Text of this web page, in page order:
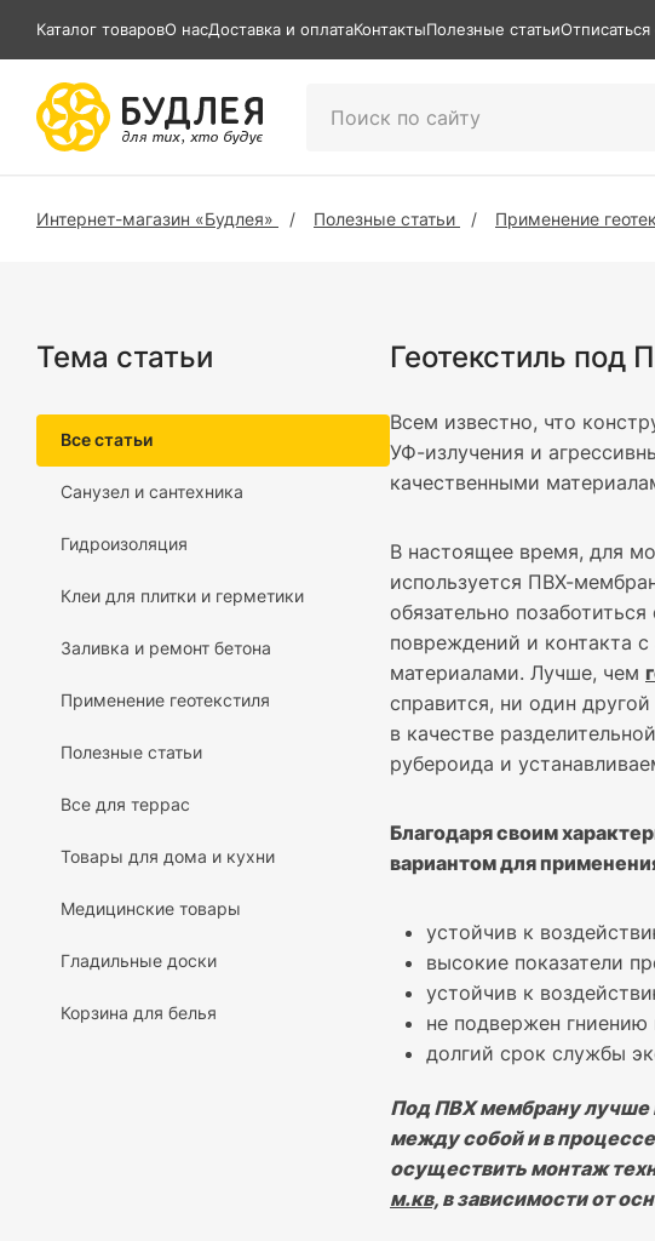
Каталог товаровО насДоставка и оплатаКонтактыПолезные статьи
Интернет-магазин «Будлея» Полезные статьи Применение
Тема статьи
Все статьи
Санузел и сантехника
Гидроизоляция
Клеи для плитки и герметики
Заливка и ремонт бетона
Применение геотекстиля
Полезные статьи
Все для террас
Товары для дома и кухни
Медицинские товары
Гладильные доски
Корзина для белья
Геотекстиль под
Всем известно, что
УФ-излучения и
качественными
В настоящее время, для
используется ПВХ-
обязательно
повреждений и контакта
материалами. Лучше, чем
справится, ни один
в качестве
рубероида и
Благодаря своим
вариантом для
устойчив к
высокие показатели
устойчив к
не подвержен
долгий срок службы
Под ПВХ мембрану лучше
между собой и в
осуществить монтаж
м.кв, в зависимости от